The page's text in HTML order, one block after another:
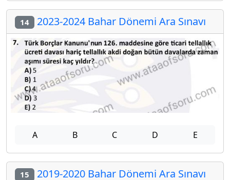
14 2023-2024 Bahar Dönemi Ara Sınavı
A B C D E
15 2019-2020 Bahar Dönemi Ara Sınavı